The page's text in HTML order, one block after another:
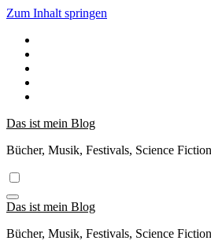
Zum Inhalt springen
Das ist mein Blog
Bücher, Musik, Festivals, Science
Das ist mein Blog
Bücher, Musik, Festivals, Science